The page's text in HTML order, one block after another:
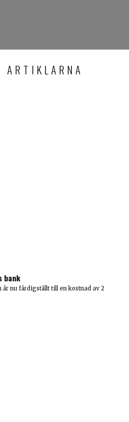
ARTIKLARNA
bank
nu färdigställt till en kostnad av 2